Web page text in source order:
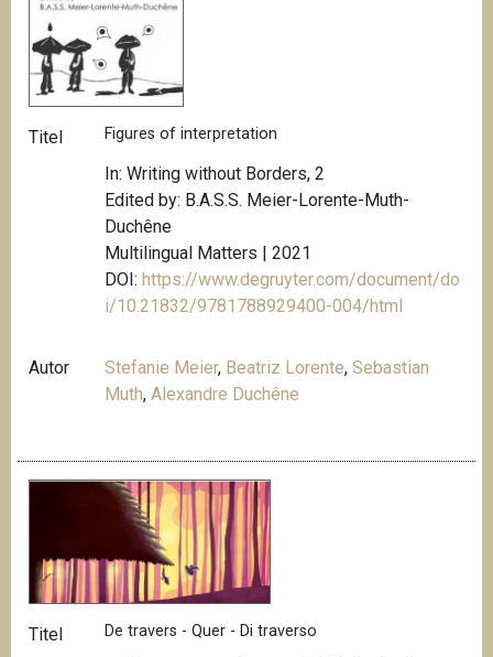
Titel Figures of interpretation
In: Writing without Borders, 2
Edited by: B.A.S.S. Meier-Lorente-Muth-
Duchêne
Multilingual Matters | 2021
DOI:https://www.degruyter.com/document/do
i/10.21832/9781788929400-004/html
Autor Stefanie Meier, Beatriz Lorente,Sebastian
Muth,Alexandre Duchêne
Titel De travers - Quer - Di traverso